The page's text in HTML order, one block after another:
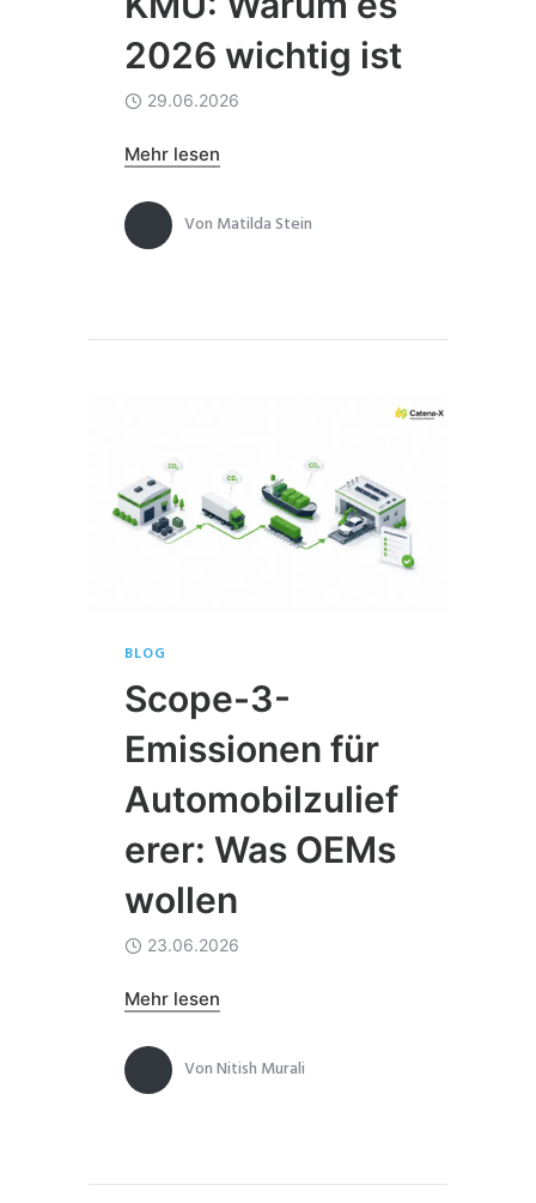
2026 wichtig ist
29.06.2026
Mehr lesen
Von Matilda Stein
BLOG
Scope-3-
Emissionen für
Automobilzulief
erer: Was OEMs
wollen
23.06.2026
Mehr lesen
VonNitish Murali